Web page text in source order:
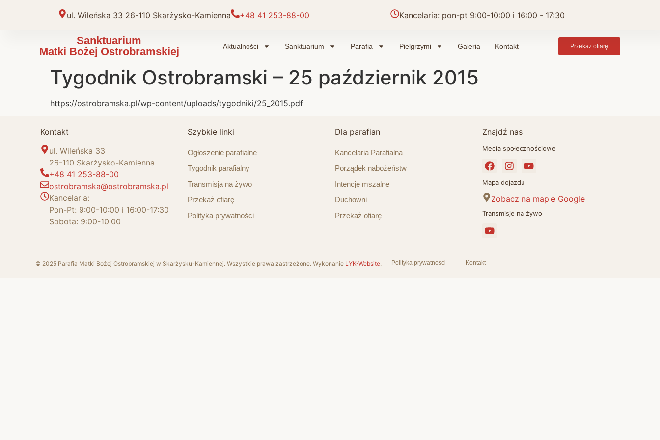
ul. Wileńska 33 26-110 Skarżysko-Kamienna +48 41 253-88-00 Kancelaria: pon-pt 9:00-10:00 i 16:00 - 17:30
Sanktuarium
Matki Bożej Ostrobramskiej
Aktualności Sanktuarium Parafia Pielgrzymi Galeria Kontakt Przekaż ofiarę
Tygodnik Ostrobramski – 25 październik 2015
https://ostrobramska.pl/wp-content/uploads/tygodniki/25_2015.pdf
Kontakt
ul. Wileńska 33
26-110 Skarżysko-Kamienna
+48 41 253-88-00
ostrobramska@ostrobramska.pl
Kancelaria:
Pon-Pt: 9:00-10:00 i 16:00-17:30
Sobota: 9:00-10:00
Szybkie linki
Ogłoszenie parafialne
Tygodnik parafialny
Transmisja na żywo
Przekaż ofiarę
Polityka prywatności
Dla parafian
Kancelaria Parafialna
Porządek nabożeństw
Intencje mszalne
Duchowni
Przekaż ofiarę
Znajdź nas
Media społecznościowe
Mapa dojazdu
Zobacz na mapie Google
Transmisje na żywo
© 2025 Parafia Matki Bożej Ostrobramskiej w Skarżysku-Kamiennej. Wszystkie prawa zastrzeżone. Wykonanie LYK-Website. Polityka prywatności Kontakt